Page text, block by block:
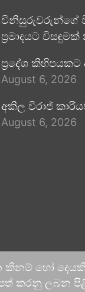
විනිසුරුවරුන්ගේ
ප්‍රමාදයට විසඳුමක්
ප්‍රදේශ කිහිපයකට
August 6, 2026
අකිල විරාජ්
August 6, 2026
කිනම් හෝ
ලබන